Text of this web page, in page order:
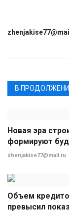
В
Новая эра
формируют
zhenjakise77@mail.ru
Объем
превысил